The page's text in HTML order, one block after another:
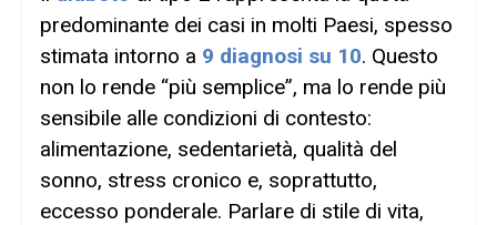
predominante dei casi in molti Paesi, spesso
stimata intorno a 9 diagnosi su 10. Questo
non lo rende “più semplice”, ma lo rende più
sensibile alle condizioni di contesto:
alimentazione, sedentarietà, qualità del
sonno, stress cronico e, soprattutto,
eccesso ponderale. Parlare di stile di vita,